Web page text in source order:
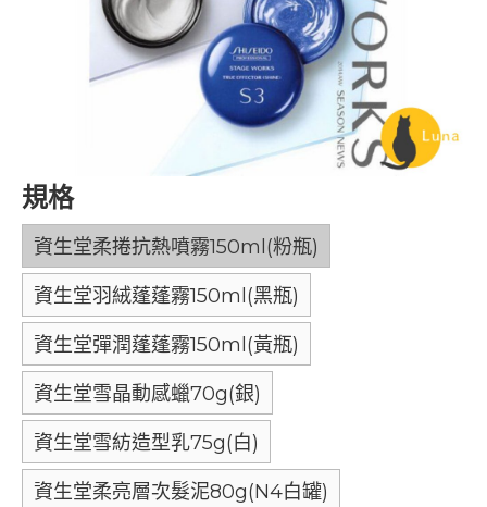
規格
資生堂柔捲抗熱噴霧150ml(粉瓶)
資生堂羽絨蓬蓬霧150ml(黑瓶)
資生堂彈潤蓬蓬霧150ml(黃瓶)
資生堂雪晶動感蠟70g(銀)
資生堂雪紡造型乳75g(白)
資生堂柔亮層次髮泥80g(N4白罐)